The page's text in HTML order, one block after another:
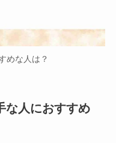
めな人は？
な人におすすめ